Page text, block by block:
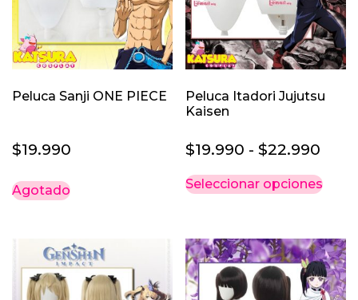
Peluca Sanji ONE PIECE
$19.990
Agotado
Peluca Itadori Jujutsu
Kaisen
$19.990 - $22.990
Seleccionar opciones
Las